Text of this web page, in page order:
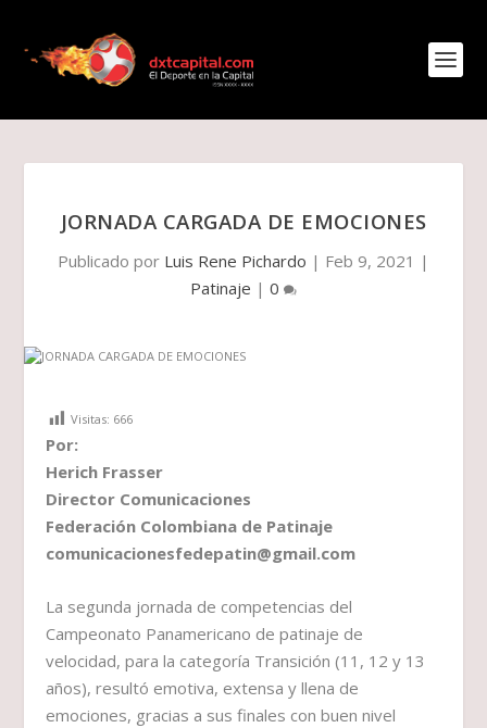
JORNADA CARGADA DE EMOCIONES
Publicado por Luis Rene Pichardo | Feb 9, 2021 |
Patinaje | 0
Visitas: 666
Por:
Herich Frasser
Director Comunicaciones
Federación Colombiana de Patinaje
comunicacionesfedepatin@gmail.com
La segunda jornada de competencias del
Campeonato Panamericano de patinaje de
velocidad, para la categoría Transición (11, 12 y 13
años), resultó emotiva, extensa y llena de
emociones, gracias a sus finales con buen nivel